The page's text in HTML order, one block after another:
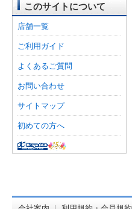
このサイトについて
店舗一覧
ご利用ガイド
よくあるご質問
お問い合わせ
サイトマップ
初めての方へ